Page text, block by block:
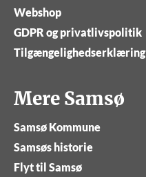
Webshop
GDPR og privatlivspolitik
Tilgængelighedserklæring
Mere Samsø
Samsø Kommune
Samsøs historie
Flyt til Samsø